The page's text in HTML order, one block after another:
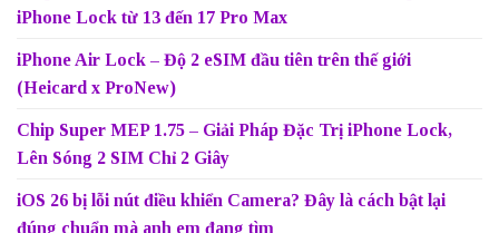
iPhone Lock từ 13 đến 17 Pro Max
iPhone Air Lock – Độ 2 eSIM đầu tiên trên thế giới
(Heicard x ProNew)
Chip Super MEP 1.75 – Giải Pháp Đặc Trị iPhone Lock,
Lên Sóng 2 SIM Chỉ 2 Giây
iOS 26 bị lỗi nút điều khiển Camera? Đây là cách bật lại
đúng chuẩn mà anh em đang tìm